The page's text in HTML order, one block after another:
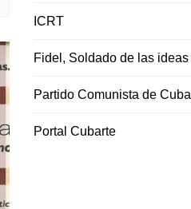
ICRT
Fidel, Soldado de las ideas
Partido Comunista de Cuba
Portal Cubarte